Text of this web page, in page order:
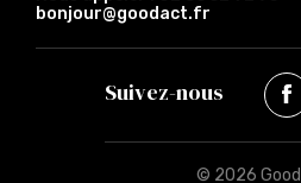
bonjour@goodact.fr
Suivez-nous
© 2026